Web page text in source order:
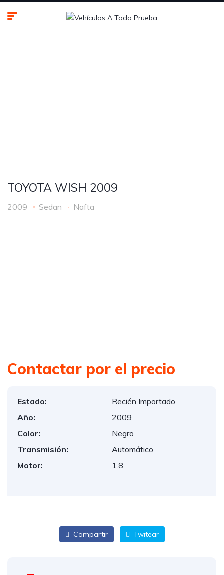
TOYOTA WISH 2009
2009 Sedan Nafta
Contactar por el precio
Estado:
Recién Importado
Año:
2009
Color:
Negro
Transmisión:
Automático
Motor:
1.8
Compartir Twitear